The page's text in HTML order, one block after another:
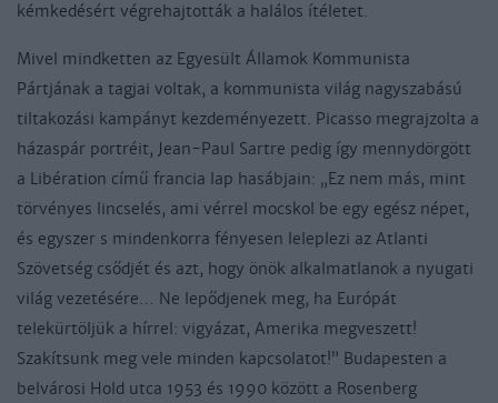
kémkedésért végrehajtották a halálos ítéletet.
Mivel mindketten az Egyesült Államok Kommunista
Pártjának a tagjai voltak, a kommunista világ nagyszabású
tiltakozási kampányt kezdeményezett. Picasso megrajzolta a
házaspár portréit, Jean-Paul Sartre pedig így mennydörgött
a Libération című francia lap hasábjain: „Ez nem más, mint
törvényes lincselés, ami vérrel mocskol be egy egész népet,
és egyszer s mindenkorra fényesen leleplezi az Atlanti
Szövetség csődjét és azt, hogy önök alkalmatlanok a nyugati
világ vezetésére… Ne lepődjenek meg, ha Európát
telekürtöljük a hírrel: vigyázat, Amerika megveszett!
Szakítsunk meg vele minden kapcsolatot!” Budapesten a
belvárosi Hold utca 1953 és 1990 között a Rosenberg